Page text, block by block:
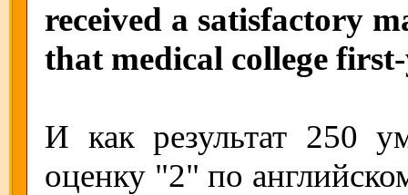
received a satisfactory
that medical college
И как результат 250
оценку "2" по